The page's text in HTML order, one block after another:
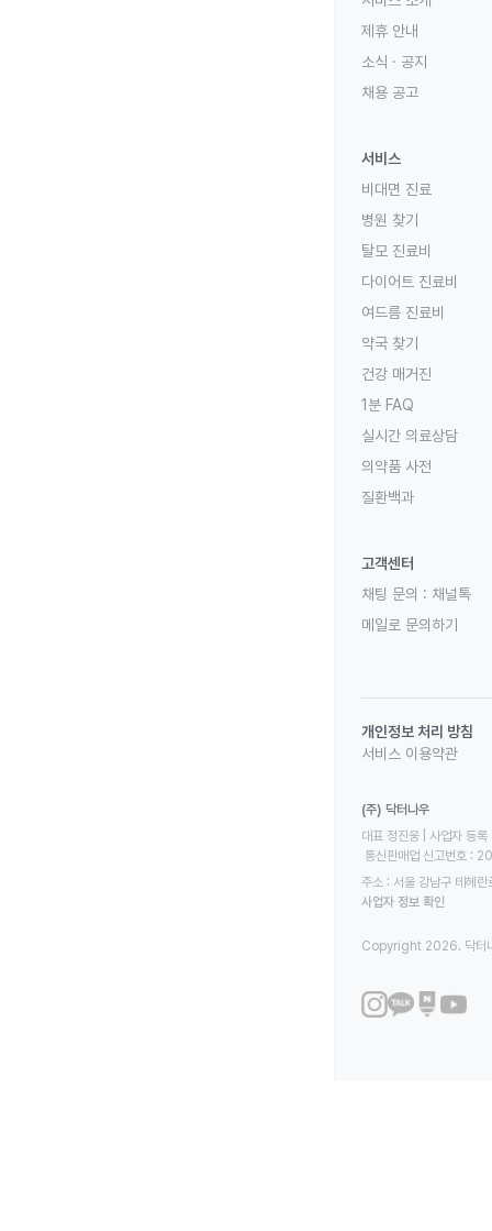
제휴 안내
소식 · 공지
채용 공고
서비스
비대면 진료
병원 찾기
탈모 진료비
다이어트 진료비
여드름 진료비
약국 찾기
건강 매거진
1분 FAQ
실시간 의료상담
의약품 사전
질환백과
고객센터
채팅 문의 : 채널톡
메일로 문의하기
개인정보 처리 방침
서비스 이용약관
(주) 닥터나우
대표 정진웅 | 사업자
통신판매업 신고번호
주소 : 서울 강남구 테헤
사업자 정보 확인
Copyright 2026. 닥터